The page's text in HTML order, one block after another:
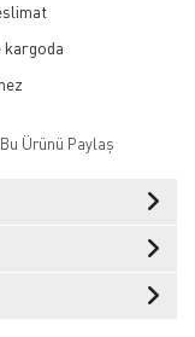
kargoda
Bu Ürünü Paylaş